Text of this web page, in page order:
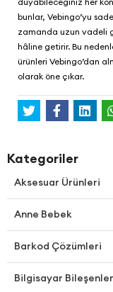
bunlar, Vebingo’yu
zamanda uzun vadeli
hâline getirir. Bu
ürünleri Vebingo’dan
olarak öne çıkar.
Kategoriler
Aksesuar Ürünleri
Anne Bebek
Barkod Çözümleri
Bilgisayar